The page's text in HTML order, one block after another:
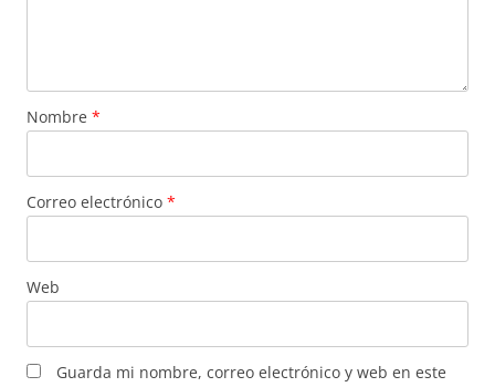
Nombre *
Correo electrónico *
Web
Guarda mi nombre, correo electrónico y web en este